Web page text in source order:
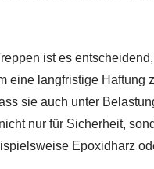
ist es
eine langfristige
sie auch unter
nur für Sicherheit,
Epoxidharz